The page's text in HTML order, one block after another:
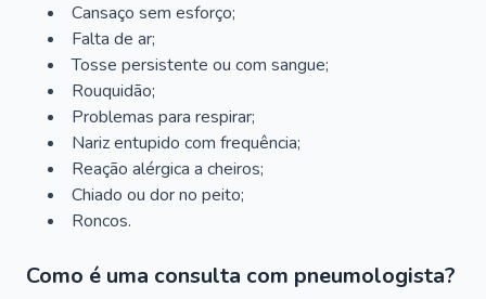
Cansaço sem esforço;
Falta de ar;
Tosse persistente ou com sangue;
Rouquidão;
Problemas para respirar;
Nariz entupido com frequência;
Reação alérgica a cheiros;
Chiado ou dor no peito;
Roncos.
Como é uma consulta com pneumologista?